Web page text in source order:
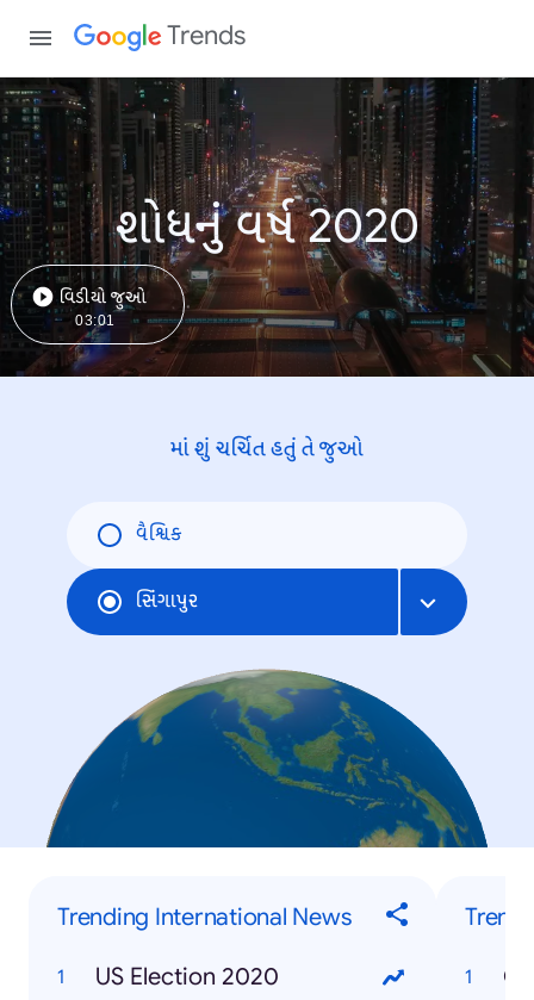
Trends
શોધનું વર્ષ 2020
વિડીયો જુઓ
03:01
માં શું ચર્ચિત હતું તે જુઓ
વૈશ્વિક
સિંગાપુર
Trending International News
US Election 2020